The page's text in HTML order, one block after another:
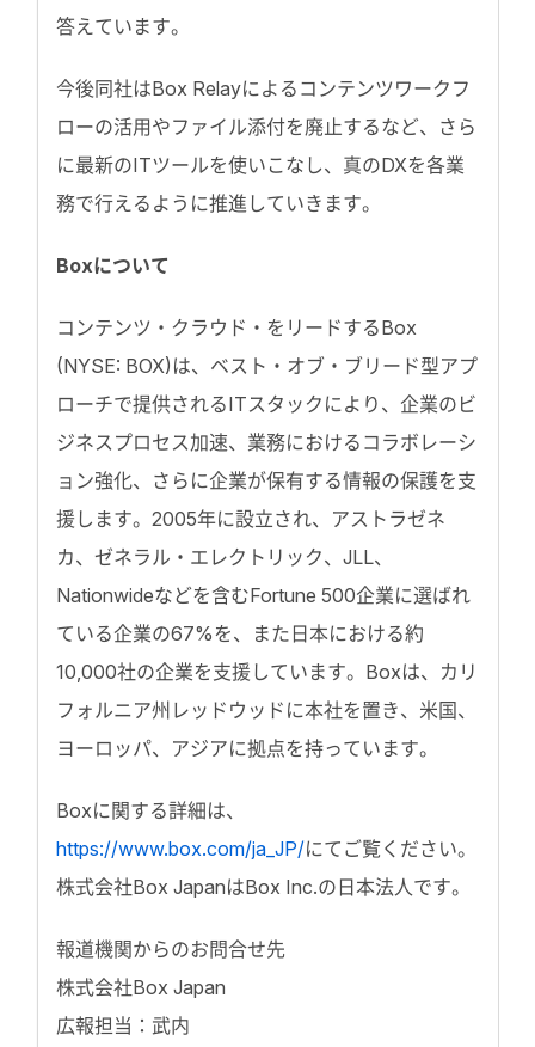
答えています。
今後同社はBox Relayによるコンテンツワークフ
ローの活用やファイル添付を廃止するなど、さら
に最新のITツールを使いこなし、真のDXを各業
務で行えるように推進していきます。
Boxについて
コンテンツ・クラウド・をリードするBox
(NYSE: BOX)は、ベスト・オブ・ブリード型アプ
ローチで提供されるITスタックにより、企業のビ
ジネスプロセス加速、業務におけるコラボレーシ
ョン強化、さらに企業が保有する情報の保護を支
援します。2005年に設立され、アストラゼネ
カ、ゼネラル・エレクトリック、JLL、
Nationwideなどを含むFortune 500企業に選ばれ
ている企業の67%を、また日本における約
10,000社の企業を支援しています。Boxは、カリ
フォルニア州レッドウッドに本社を置き、米国、
ヨーロッパ、アジアに拠点を持っています。
Boxに関する詳細は、
https://www.box.com/ja_JP/にてご覧ください。
株式会社Box JapanはBox Inc.の日本法人です。
報道機関からのお問合せ先
株式会社Box Japan
広報担当：武内